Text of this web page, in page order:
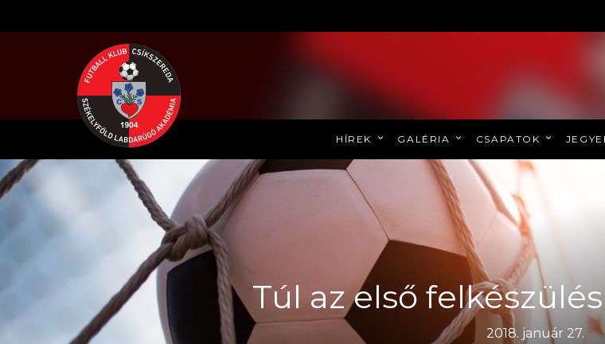
HÍREK GALÉRIA CSAPATOK
Túl az első
2018. január 27.